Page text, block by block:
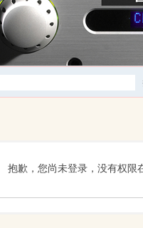
抱歉，您尚未登录，没有权限